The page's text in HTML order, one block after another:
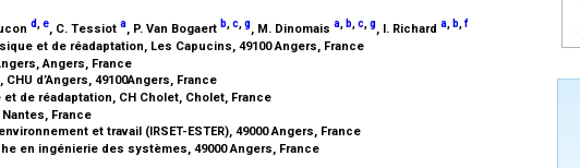
d,e, C. Tessiot a, P. Van Bogaert b,c,g, M. Dinomais a, b,c,g, I. Richard a, b,f
et de réadaptation, Les Capucins, 49100 Angers, France
Angers, France
d’Angers, 49100Angers, France
de réadaptation, CH Cholet, Cholet, France
Nantes, France
et travail (IRSET-ESTER), 49000 Angers, France
en ingénierie des systèmes, 49000 Angers, France